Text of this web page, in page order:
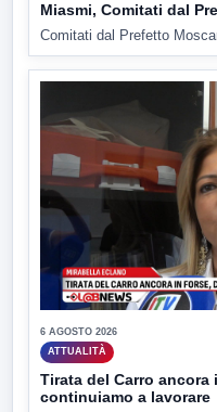
Miasmi, Comitati dal
Comitati dal Prefetto
6 AGOSTO 2026
ATTUALITÀ
Tirata del Carro
continuiamo a lavorare